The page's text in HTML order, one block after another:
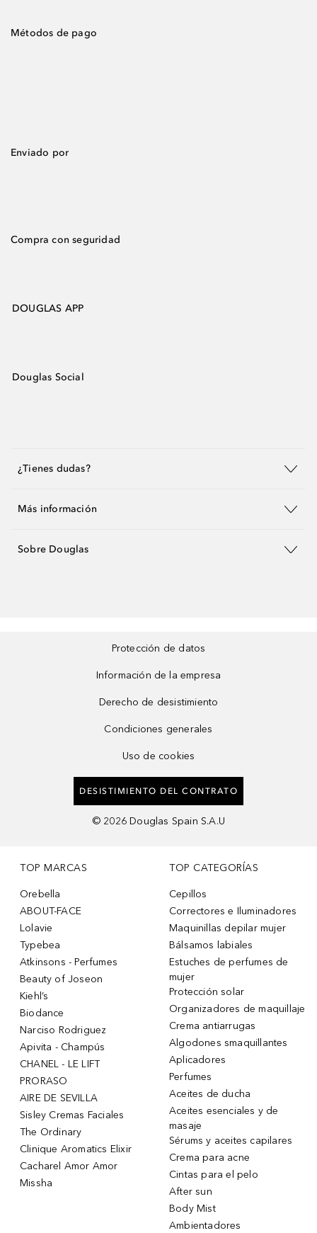
Métodos de pago
Enviado por
Compra con seguridad
DOUGLAS APP
Douglas Social
¿Tienes dudas?
Más información
Sobre Douglas
Protección de datos
Información de la empresa
Derecho de desistimiento
Condiciones generales
Uso de cookies
DESISTIMIENTO DEL CONTRATO
© 2026 Douglas Spain S.A.U
TOP MARCAS
Orebella
ABOUT-FACE
Lolavie
Typebea
Atkinsons - Perfumes
Beauty of Joseon
Kiehl’s
Biodance
Narciso Rodriguez
Apivita - Champús
CHANEL - LE LIFT
PRORASO
AIRE DE SEVILLA
Sisley Cremas Faciales
The Ordinary
Clinique Aromatics Elixir
Cacharel Amor Amor
Missha
TOP CATEGORÍAS
Cepillos
Correctores e Iluminadores
Maquinillas depilar mujer
Bálsamos labiales
Estuches de perfumes de
mujer
Protección solar
Organizadores de maquillaje
Crema antiarrugas
Algodones smaquillantes
Aplicadores
Perfumes
Aceites de ducha
Aceites esenciales y de
masaje
Sérums y aceites capilares
Crema para acne
Cintas para el pelo
After sun
Body Mist
Ambientadores